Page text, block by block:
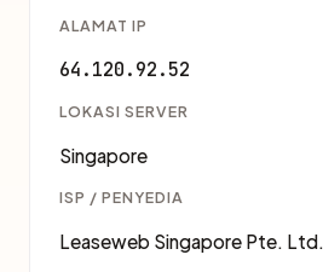
ALAMAT IP
64.120.92.52
LOKASI SERVER
Singapore
ISP / PENYEDIA
Leaseweb Singapore Pte. Ltd.